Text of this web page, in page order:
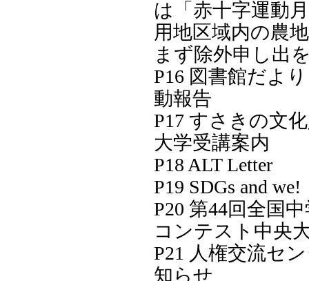
は「赤十字運動
用地区域内の農
まず除外申し出
P16 図書館だよ
動報告
P17 すさきの文
大学受講案内
P18 ALT Letter
P19 SDGs and we!
P20 第44回全国
コンテスト中央
P21 人権交流セ
知らせ